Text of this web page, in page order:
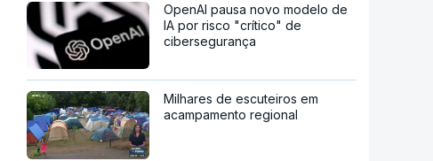
OpenAI pausa novo modelo de
IA por risco "crítico" de
cibersegurança
Milhares de escuteiros em
acampamento regional